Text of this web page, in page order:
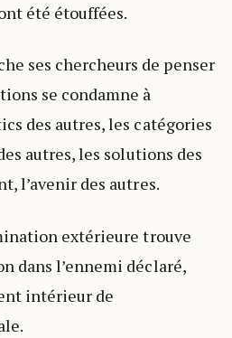
été étouffées.
ses chercheurs de penser
se condamne à
des autres, les catégories
autres, les solutions des
l’avenir des autres.
extérieure trouve
dans l’ennemi déclaré,
intérieur de